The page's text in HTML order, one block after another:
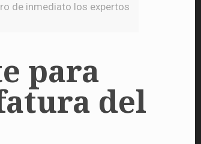
de inmediato los expertos
para
del